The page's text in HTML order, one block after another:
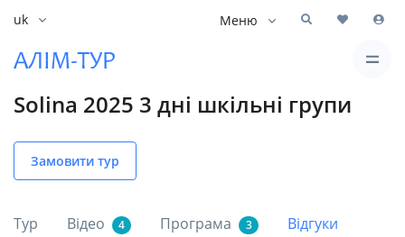
uk Меню
Solina 2025 3 дні шкільні групи
Замовити тур
Тур Відео 4 Програма 3 Відгуки